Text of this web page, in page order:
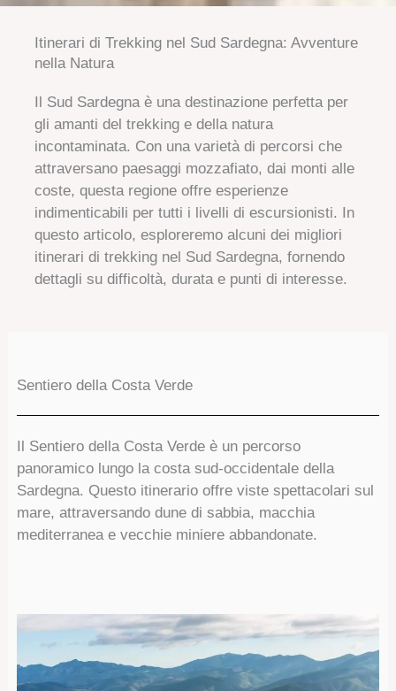
Itinerari di Trekking nel Sud Sardegna: Avventure
nella Natura
Il Sud Sardegna è una destinazione perfetta per
gli amanti del trekking e della natura
incontaminata. Con una varietà di percorsi che
attraversano paesaggi mozzafiato, dai monti alle
coste, questa regione offre esperienze
indimenticabili per tutti i livelli di escursionisti. In
questo articolo, esploreremo alcuni dei migliori
itinerari di trekking nel Sud Sardegna, fornendo
dettagli su difficoltà, durata e punti di interesse.
Sentiero della Costa Verde
Il Sentiero della Costa Verde è un percorso
panoramico lungo la costa sud-occidentale della
Sardegna. Questo itinerario offre viste spettacolari sul
mare, attraversando dune di sabbia, macchia
mediterranea e vecchie miniere abbandonate.